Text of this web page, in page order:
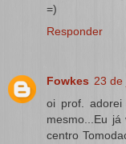
=)
Responder
Fowkes 23 de
oi prof. adorei
mesmo...Eu
centro